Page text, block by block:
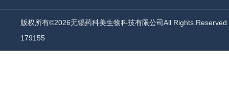
版权所有©2026无锡药科美生物科技有限公司All Rights
179155